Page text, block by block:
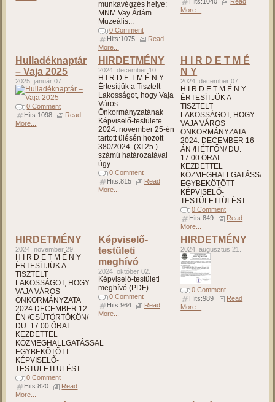
munkavégzés helye:
MNM Vay Ádám
Muzeális...
0 Comment
Hits:1075
Read
More...
More...
Hulladéknaptár
– Vaja 2025
2025. január 07.
0 Comment
Hits:1098
Read
More...
HIRDETMÉNY
2024. december 10.
H I R D E T M É N Y
Értesítjük a Tisztelt
Lakosságot, hogy Vaja
Város
Önkormányzatának
Képviselő-testülete
2024. november 25-én
tartott ülésén hozott
380/2024. (XI.25.)
számú határozatával
úgy...
0 Comment
Hits:815
Read
More...
H I R D E T M É
N Y
2024. december 07.
H I R D E T M É N Y
ÉRTESÍTJÜK A
TISZTELT
LAKOSSÁGOT, HOGY
VAJA VÁROS
ÖNKORMÁNYZATA
2024. DECEMBER 16-
ÁN /HÉTFŐN/ DU.
17.00 ÓRAI
KEZDETTEL
KÖZMEGHALLGATÁSSAL
EGYBEKÖTÖTT
KÉPVISELŐ-
TESTÜLETI ÜLÉST...
0 Comment
Hits:849
Read
More...
HIRDETMÉNY
2024. november 29.
H I R D E T M É N Y
ÉRTESÍTJÜK A
TISZTELT
LAKOSSÁGOT, HOGY
VAJA VÁROS
ÖNKORMÁNYZATA
2024 DECEMBER 12-
ÉN /CSÜTÖRTÖKÖN/
DU. 17.00 ÓRAI
KEZDETTEL
KÖZMEGHALLGATÁSSAL
EGYBEKÖTÖTT
KÉPVISELŐ-
TESTÜLETI ÜLÉST...
0 Comment
Hits:820
Read
More...
Képviselő-
testületi
meghívó
2024. október 02.
Képviselő-testületi
meghívó (PDF)
0 Comment
Hits:964
Read
More...
HIRDETMÉNY
2024. augusztus 21.
0 Comment
Hits:989
Read
More...